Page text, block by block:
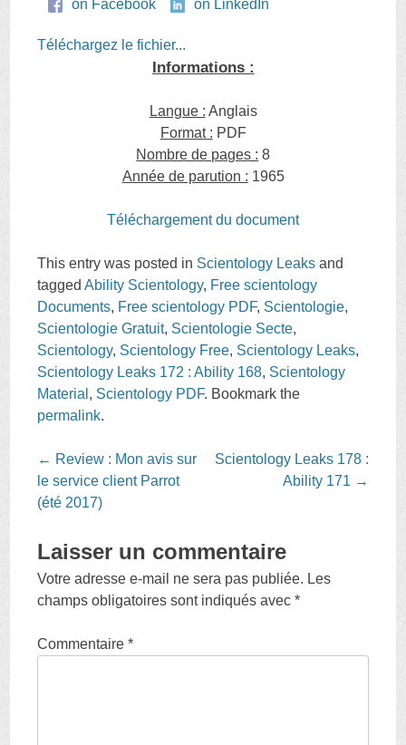
on Facebook
on LinkedIn
Téléchargez le fichier...
Informations :
Langue : Anglais
Format : PDF
Nombre de pages : 8
Année de parution : 1965
Téléchargement du document
This entry was posted in Scientology Leaks and
taggedAbility Scientology, Free scientology
Documents, Free scientology PDF, Scientologie,
Scientologie Gratuit, Scientologie Secte,
Scientology, Scientology Free, Scientology Leaks,
Scientology Leaks 172 : Ability 168, Scientology
Material , Scientology PDF. Bookmark the
permalink.
Post
navigation
← Review : Mon avis sur
le service client Parrot
(été 2017)
Scientology Leaks 178 :
Ability 171 →
Laisser un commentaire
Votre adresse e-mail ne sera pas publiée. Les
champs obligatoires sont indiqués avec*
Commentaire*